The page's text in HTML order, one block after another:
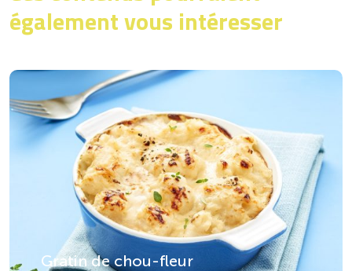
également vous intéresser
Gratin de chou-fleur